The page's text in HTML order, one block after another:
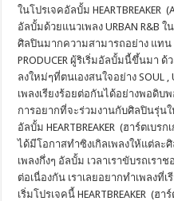
ในโปรเจคอัลบั้ม HEARTBREAKER
อัลบั้มด้วยแนวเพลง URBAN R&B
ศิลปินมากความสามารถอย่าง แทน ว
PRODUCER ผู้ริเริ่มอัลบั้มนี้ขึ้นมา
ลงใหม่ๆที่ตนเองสนใจอย่าง SOUL ,
เพลงเรียงร้อยต่อกันได้อย่างพอดิ
การอยากที่จะร่วมงานกับศิลปินรุ่น
อัลบั้ม HEARTBREAKER (ฮาร์ตเบร
ได้มีโอกาสทำซิงเกิลเพลงให้แต่ล
เพลงกึ่งๆ อัลบั้ม เวลาเราขับรถเร
ต่อเนื่องกัน เราเลยอยากทำเพลงที่
เริ่มโปรเจคนี้ HEARTBREAKER (